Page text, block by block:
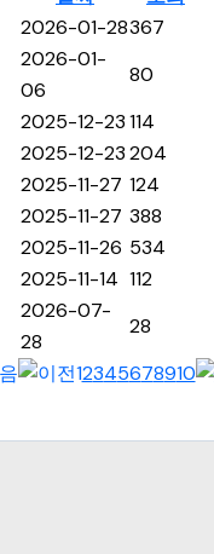
2026-01-28367
2026-01-
06
80
2025-12-23114
2025-12-23204
2025-11-27 124
2025-11-27 388
2025-11-26 534
2025-11-14 112
2026-07-
28
28
12345678910